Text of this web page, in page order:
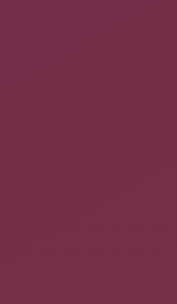
:
devant nous un
comme d'habitude